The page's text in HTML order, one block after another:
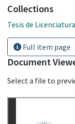
Collections
Tesis de Licenciatura
Full item page
Document
Select a file to